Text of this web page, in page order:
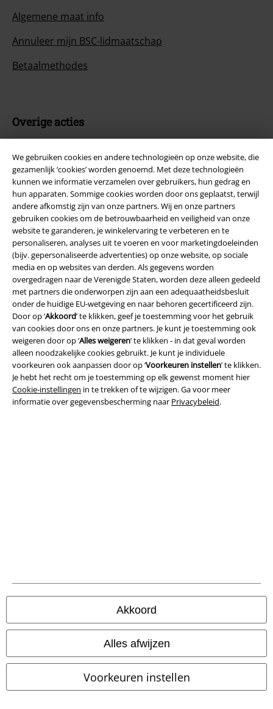
We gebruiken cookies en andere technologieën op onze website, die
gezamenlijk ‘cookies’ worden genoemd. Met deze technologieën
kunnen we informatie verzamelen over gebruikers, hun gedrag en
hun apparaten. Sommige cookies worden door ons geplaatst, terwijl
andere afkomstig zijn van onze partners. Wij en onze partners
gebruiken cookies om de betrouwbaarheid en veiligheid van onze
website te garanderen, je winkelervaring te verbeteren en te
personaliseren, analyses uit te voeren en voor marketingdoeleinden
(bijv. gepersonaliseerde advertenties) op onze website, op sociale
media en op websites van derden. Als gegevens worden
overgedragen naar de Verenigde Staten, worden deze alleen gedeeld
met partners die onderworpen zijn aan een adequaatheidsbesluit
onder de huidige EU-wetgeving en naar behoren gecertificeerd zijn.
Door op ‘Akkoord’ te klikken, geef je toestemming voor het gebruik
van cookies door ons en onze partners. Je kunt je toestemming ook
weigeren door op ‘Alles weigeren’ te klikken - in dat geval worden
alleen noodzakelijke cookies gebruikt. Je kunt je individuele
voorkeuren ook aanpassen door op ‘Voorkeuren instellen’ te klikken.
Je hebt het recht om je toestemming op elk gewenst moment hier
Cookie-instellingen in te trekken of te wijzigen. Ga voor meer
informatie over gegevensbescherming naar Privacybeleid.
Akkoord
Alles afwijzen
Voorkeuren instellen
Algemene maat info
Annuleer mijn BSC-lidmaatschap
Betaalmethodes
Overige acties
Large Cadeaubonnen
Large Studentenkorting
EMP Backstage Club
Over Large
Partnerprogramma's
Duurzaamheid
Verzending